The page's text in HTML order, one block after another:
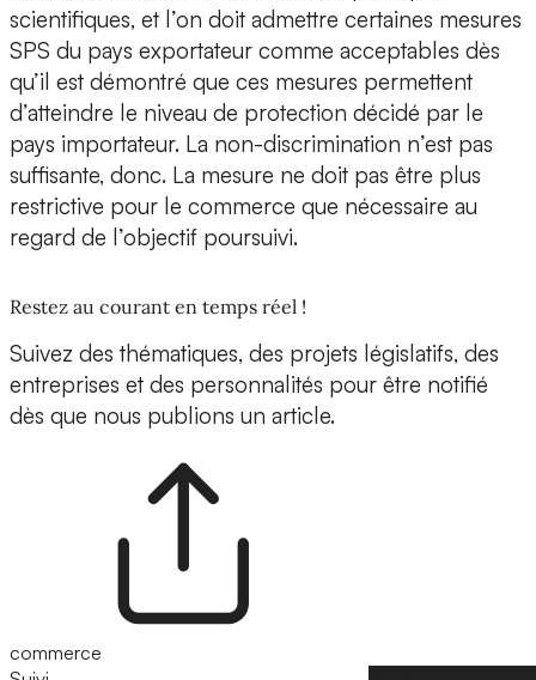
scientifiques, et l’on doit admettre certaines mesures
SPS du pays exportateur comme acceptables dès
qu’il est démontré que ces mesures permettent
d’atteindre le niveau de protection décidé par le
pays importateur. La non-discrimination n’est pas
suffisante, donc. La mesure ne doit pas être plus
restrictive pour le commerce que nécessaire au
regard de l’objectif poursuivi.
Restez au courant en temps réel !
Suivez des thématiques, des projets législatifs, des
entreprises et des personnalités pour être notifié
dès que nous publions un article.
commerce